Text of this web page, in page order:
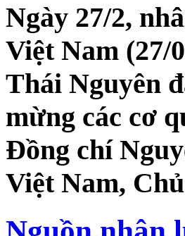
Ngày 27/2,
Việt Nam (27/
Thái Nguyên
mừng các cơ
Đồng chí
Việt Nam,